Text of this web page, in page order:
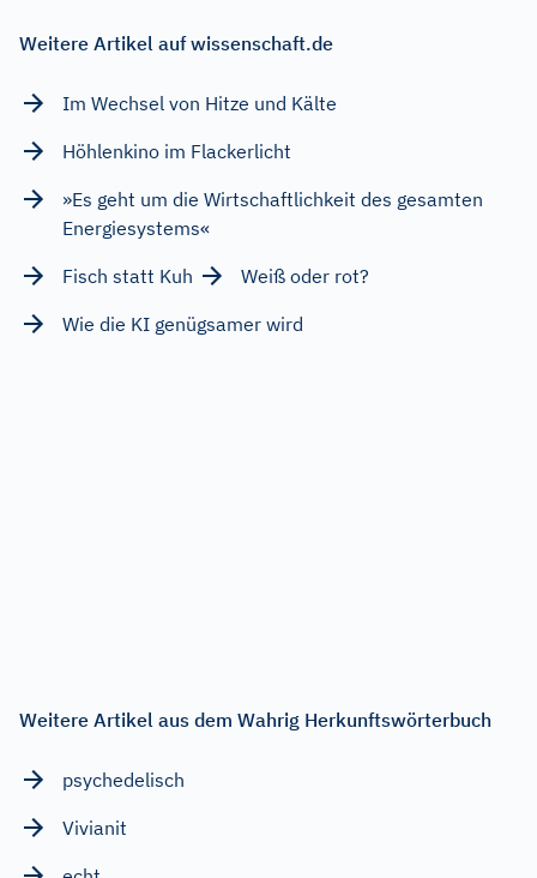
Weitere Artikel auf wissenschaft.de
Im Wechsel von Hitze und Kälte
Höhlenkino im Flackerlicht
»Es geht um die Wirtschaftlichkeit des gesamten
Energiesystems«
Fisch statt Kuh
Weiß oder rot?
Wie die KI genügsamer wird
Weitere Artikel aus dem Wahrig Herkunftswörterbuch
psychedelisch
Vivianit